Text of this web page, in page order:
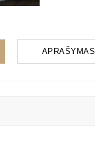
APRAŠYMAS